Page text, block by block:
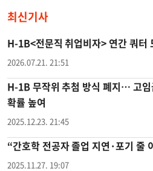
최신기사
H-1B<전문직 취업비자> 연간 쿼터
2026.07.21. 21:51
H-1B 무작위 추첨 방식 폐지… 고임
확률 높여
2025.12.23. 21:45
“간호학 전공자 졸업 지연·포기 줄
2025.11.27. 19:07